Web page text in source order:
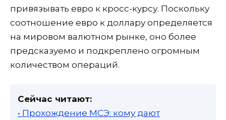
привязывать евро к кросс-курсу. Поскольку
соотношение евро к доллару определяется
на мировом валютном рынке, оно более
предсказуемо и подкреплено огромным
количеством операций.
Сейчас читают:
• Прохождение МСЭ: кому дают